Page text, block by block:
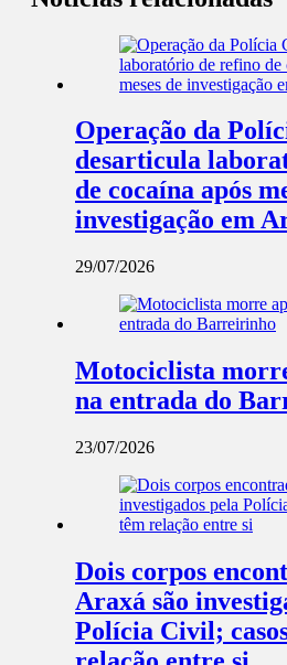
Operação da
desarticula
de cocaína após
investigação em
29/07/2026
Motociclista
na entrada do
23/07/2026
Dois corpos
Araxá são
Polícia Civil;